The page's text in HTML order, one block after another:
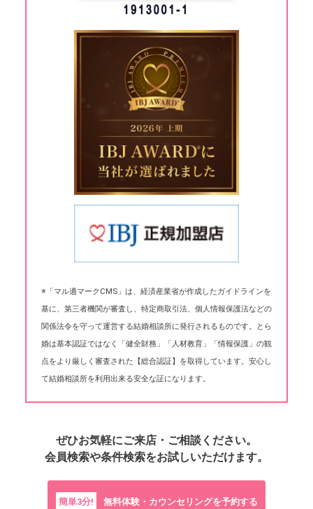
※「マル適マークCMS」は、経済産業省が作成したガイドラインを
基に、第三者機関が審査し、特定商取引法、個人情報保護法などの
関係法令を守って運営する結婚相談所に発行されるものです。とら
婚は基本認証ではなく「健全財務」「人材教育」「情報保護」の観
点をより厳しく審査された【総合認証】を取得しています。安心し
て結婚相談所を利用出来る安全な証になります。
ぜひお気軽にご来店・ご相談ください。
会員検索や条件検索をお試しいただけます。
簡単3分! 無料体験・カウンセリングを予約する